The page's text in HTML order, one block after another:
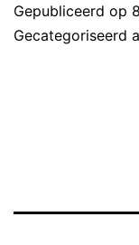
Gepubliceerd op
Gecategoriseerd